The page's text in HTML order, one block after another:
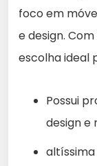
foco em
e design.
escolha ideal
Possui
design e
altíssima